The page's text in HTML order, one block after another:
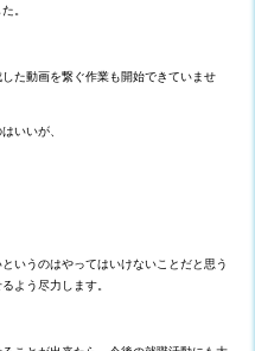
。
た動画を繋ぐ作業も開始できていませ
いいが、
いうのはやってはいけないことだと思う
よう尽力します。